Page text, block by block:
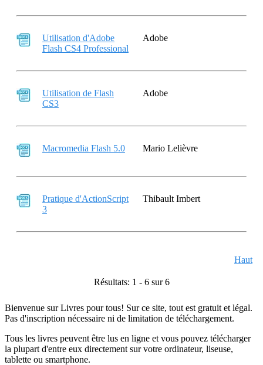
Utilisation d'Adobe
Flash CS4 Professional
Adobe
Utilisation de Flash
CS3
Adobe
Macromedia Flash 5.0 Mario Lelièvre
Pratique d'ActionScript
3
Thibault Imbert
Haut
Résultats: 1 - 6 sur 6
Bienvenue sur Livres pour tous! Sur ce site, tout est gratuit et légal.
Pas d'inscription nécessaire ni de limitation de téléchargement.
Tous les livres peuvent être lus en ligne et vous pouvez télécharger
la plupart d'entre eux directement sur votre ordinateur, liseuse,
tablette ou smartphone.